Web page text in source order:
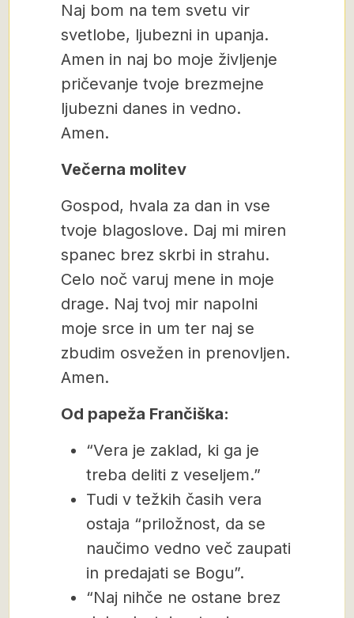
Naj bom na tem svetu vir
svetlobe, ljubezni in upanja.
Amen in naj bo moje življenje
pričevanje tvoje brezmejne
ljubezni danes in vedno.
Amen.
Večerna molitev
Gospod, hvala za dan in vse
tvoje blagoslove. Daj mi miren
spanec brez skrbi in strahu.
Celo noč varuj mene in moje
drage. Naj tvoj mir napolni
moje srce in um ter naj se
zbudim osvežen in prenovljen.
Amen.
Od papeža Frančiška:
“Vera je zaklad, ki ga je
treba deliti z veseljem.”
Tudi v težkih časih vera
ostaja “priložnost, da se
naučimo vedno več zaupati
in predajati se Bogu”.
“Naj nihče ne ostane brez